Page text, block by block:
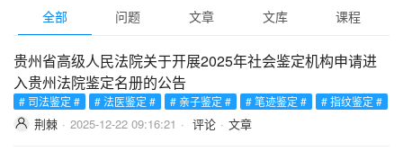
全部 问题 文章 文库 课程
贵州省高级人民法院关于开展2025年社会鉴定机构申请进
入贵州法院鉴定名册的公告
# 司法鉴定 # # 法医鉴定 # # 亲子鉴定 # # 笔迹鉴定 # # 指纹鉴定 #
荆棘 · 2025-12-22 09:16:21 · 评论 · 文章